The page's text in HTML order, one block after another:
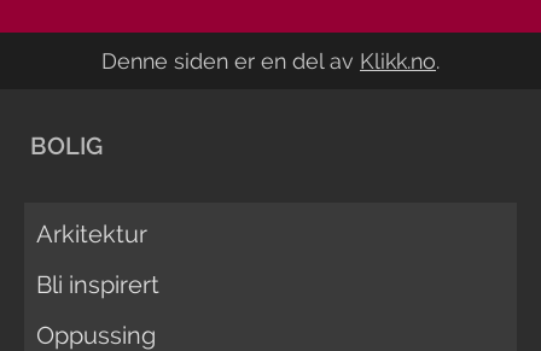
Denne siden er en del av Klikk.no.
BOLIG
Arkitektur
Bli inspirert
Oppussing